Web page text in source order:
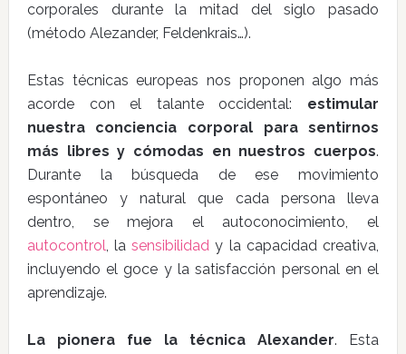
corporales durante la mitad del siglo pasado
(método Alezander, Feldenkrais…).
Estas técnicas europeas nos proponen algo más
acorde con el talante occidental: estimular
nuestra conciencia corporal para sentirnos
más libres y cómodas en nuestros cuerpos.
Durante la búsqueda de ese movimiento
espontáneo y natural que cada persona lleva
dentro, se mejora el autoconocimiento, el
autocontrol, lasensibilidad y la capacidad creativa,
incluyendo el goce y la satisfacción personal en el
aprendizaje.
La pionera fue la técnica Alexander. Esta